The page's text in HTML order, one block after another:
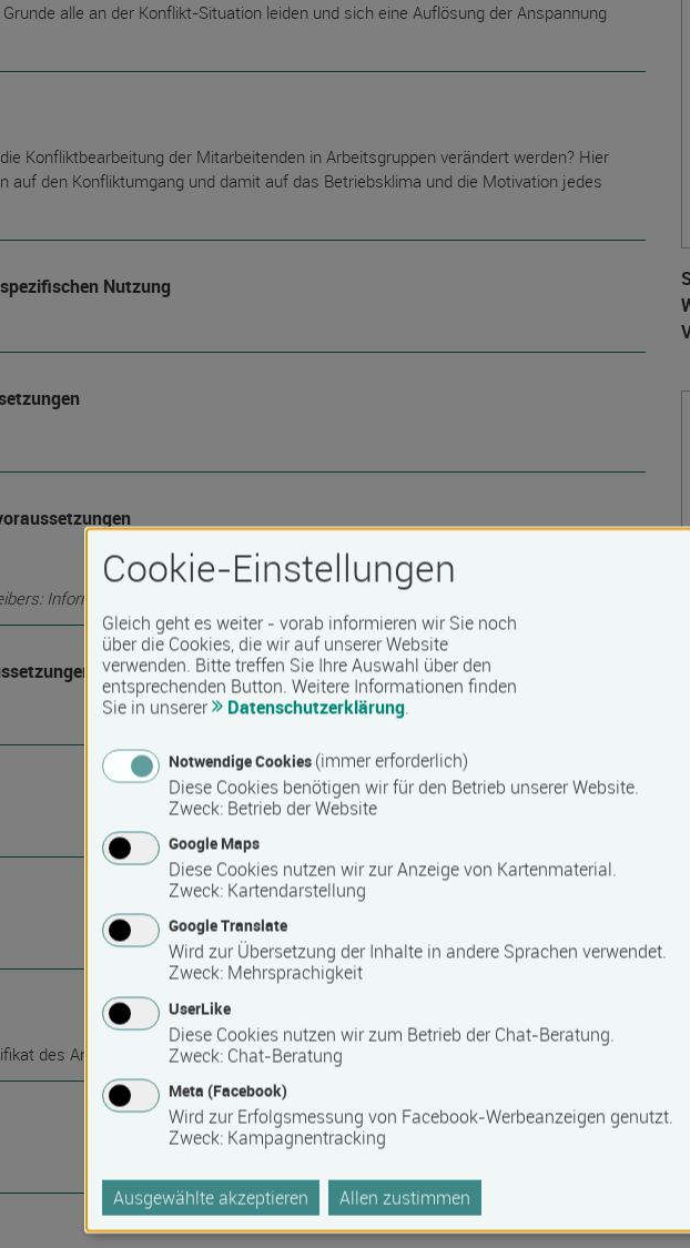
alle an der Konflikt-Situation leiden und sich eine Auflösung der Anspannung
Konfliktbearbeitung der Mitarbeitenden in Arbeitsgruppen verändert werden? Hier
auf den Konfliktumgang und damit auf das Betriebsklima und die Motivation jedes
Nutzung
Informationen über die Barrierefreiheit erfragen Sie bitte beim Anbieter.
des Anbieters
Cookie-Einstellungen
Gleich geht es weiter - vorab informieren wir Sie noch
über die Cookies, die wir auf unserer Website
verwenden. Bitte treffen Sie Ihre Auswahl über den
entsprechenden Button. Weitere Informationen finden
Sie in unserer
Datenschutzerklärung.
Notwendige Cookies (immer erforderlich)
Diese Cookies benötigen wir für den Betrieb unserer Website.
Zweck: Betrieb der Website
Google Maps
Diese Cookies nutzen wir zur Anzeige von Kartenmaterial.
Zweck: Kartendarstellung
Google Translate
Wird zur Übersetzung der Inhalte in andere Sprachen verwendet.
Zweck: Mehrsprachigkeit
UserLike
Diese Cookies nutzen wir zum Betrieb der Chat-Beratung.
Zweck: Chat-Beratung
Meta (Facebook)
Wird zur Erfolgsmessung von Facebook-Werbeanzeigen genutzt.
Zweck: Kampagnentracking
Ausgewählte akzeptieren Allen zustimmen